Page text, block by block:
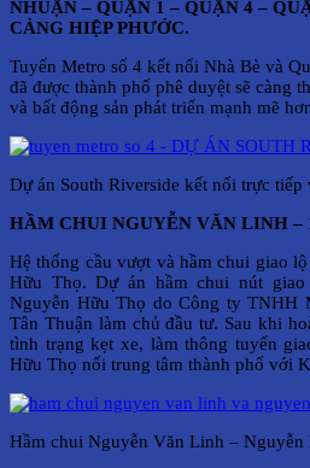
NHUẬN – QUẬN 1 – QUẬN 4 –
CẢNG HIỆP PHƯỚC.
Tuyến Metro số 4 kết nối Nhà Bè và
đã được thành phố phê duyệt sẽ càng
và bất động sản phát triển mạnh mẽ
Dự án South Riverside kết nối trực
HẦM CHUI NGUYỄN VĂN LINH –
Hệ thống cầu vượt và hầm chui giao
Hữu Thọ. Dự án hầm chui nút
Nguyễn Hữu Thọ do Công ty TNHH
Tân Thuận làm chủ đầu tư. Sau khi
tình trạng kẹt xe, làm thông tuyến
Hữu Thọ nối trung tâm thành phố với
Hầm chui Nguyễn Văn Linh –